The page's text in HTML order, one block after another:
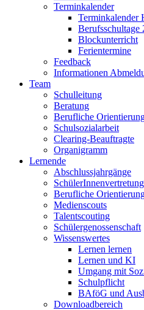
Terminkalender
Terminkalender
Berufsschultage
Blockunterricht
Ferientermine
Feedback
Informationen
Team
Schulleitung
Beratung
Berufliche
Schulsozialarbeit
Clearing-Beauftragte
Organigramm
Lernende
Abschlussjahrgänge
SchülerInnenvertretung
Berufliche
Medienscouts
Talentscouting
Schüler­genossen­schaft
Wissenswertes
Lernen lernen
Lernen und KI
Umgang mit
Schulpflicht
BAföG und
Downloadbereich